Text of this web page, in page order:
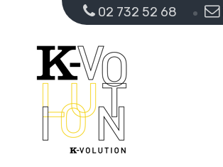
02 732 52 68